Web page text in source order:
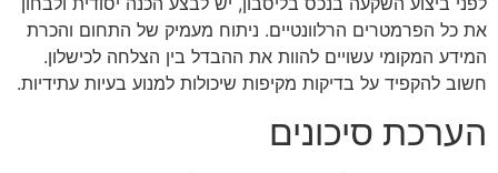
את כל הפרמטרים הרלוונטיים. ניתוח מעמיק של התחום והכרת
המידע המקומי עשויים להוות את ההבדל בין הצלחה לכישלון.
חשוב להקפיד על בדיקות מקיפות שיכולות למנוע בעיות עתידיות.
הערכת סיכונים